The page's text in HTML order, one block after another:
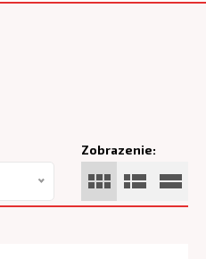
Zobrazenie: